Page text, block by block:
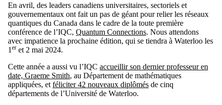
En avril, des leaders canadiens universitaires, sectoriels et
gouvernementaux ont fait un pas de géant pour relier les réseaux
quantiques du Canada dans le cadre de la toute première
conférence de l’IQC, Quantum Connections. Nous attendons
avec impatience la prochaine édition, qui se tiendra à Waterloo les
1 er et 2 mai 2024.
Cette année a aussi vu l’IQC accueillir son dernier professeur en
date, Graeme Smith, au Département de mathématiques
appliquées, et féliciter 42 nouveaux diplômés de cinq
départements de l’Université de Waterloo.